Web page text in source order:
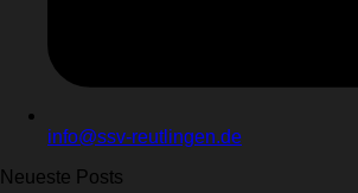
info@ssv-reutlingen.de
Neueste Posts